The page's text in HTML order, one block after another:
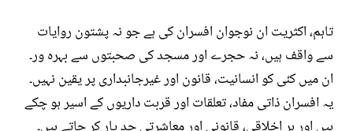
تاہم، اکثریت ان نوجوان افسران کی ہے جو نہ پشتون روایات
سے واقف ہیں، نہ حجرے اور مسجد کی صحبتوں سے بہرہ ور۔
ان میں کئی کو انسانیت، قانون اور غیرجانبداری پر یقین نہیں۔
یہ افسران ذاتی مفاد، تعلقات اور قربت داریوں کے اسیر ہو چکے